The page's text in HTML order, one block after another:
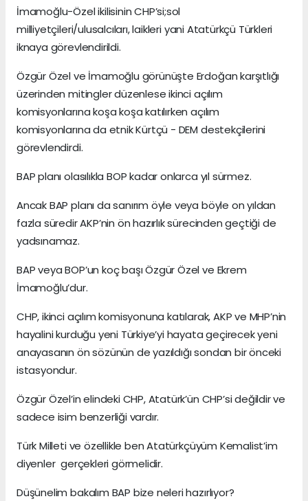
İmamoğlu-Özel ikilisinin CHP’si;sol
milliyetçileri/ulusalcıları, laikleri yani Atatürkçü Türkleri
iknaya görevlendirildi.
Özgür Özel ve İmamoğlu görünüşte Erdoğan karşıtlığı
üzerinden mitingler düzenlese ikinci açılım
komisyonlarına koşa koşa katılırken açılım
komisyonlarına da etnik Kürtçü - DEM destekçilerini
görevlendirdi.
BAP planı olasılıkla BOP kadar onlarca yıl sürmez.
Ancak BAP planı da sanırım öyle veya böyle on yıldan
fazla süredir AKP’nin ön hazırlık sürecinden geçtiği de
yadsınamaz.
BAP veya BOP’un koç başı Özgür Özel ve Ekrem
İmamoğlu’dur.
CHP, ikinci açılım komisyonuna katılarak, AKP ve MHP’nin
hayalini kurduğu yeni Türkiye’yi hayata geçirecek yeni
anayasanın ön sözünün de yazıldığı sondan bir önceki
istasyondur.
Özgür Özel’in elindeki CHP, Atatürk’ün CHP’si değildir ve
sadece isim benzerliği vardır.
Türk Milleti ve özellikle ben Atatürkçüyüm Kemalist’im
diyenler gerçekleri görmelidir.
Düşünelim bakalım BAP bize neleri hazırlıyor?